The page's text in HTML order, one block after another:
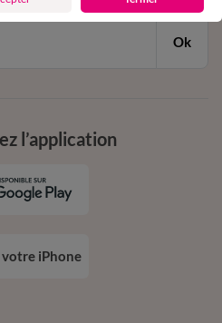
Ok
l’application
votre iPhone